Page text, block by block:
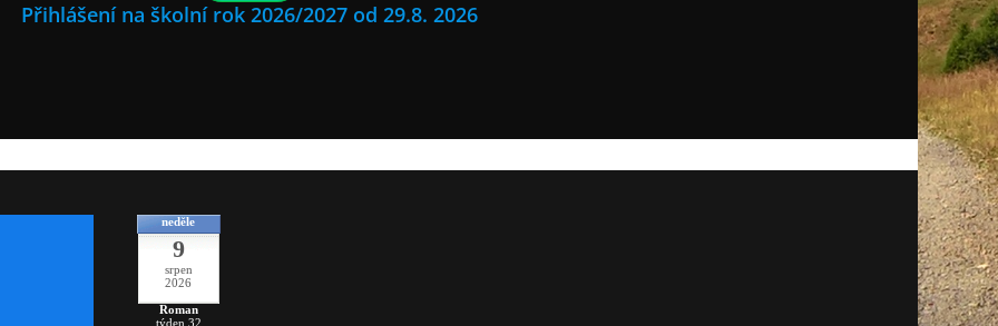
Přihlášení na školní rok 2026/2027 od 29.8. 2026
neděle
9
srpen
2026
Roman
týden 32